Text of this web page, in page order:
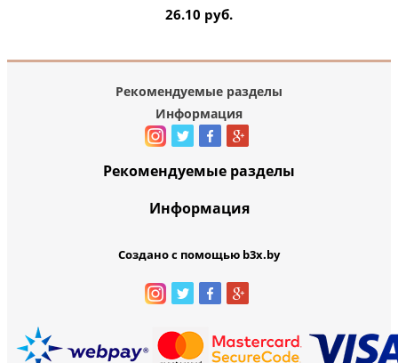
26.10 руб.
Рекомендуемые разделы
Информация
Рекомендуемые разделы
Информация
Создано с помощью b3x.by